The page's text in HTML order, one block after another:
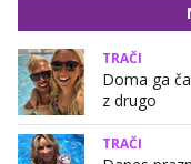
TRAČI
Doma ga
z drugo
TRAČI